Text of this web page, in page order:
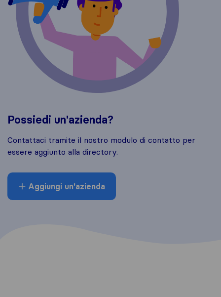
Possiedi un'azienda?
Contattaci tramite il nostro modulo di contatto per
essere aggiunto alla directory.
Aggiungi un'azienda